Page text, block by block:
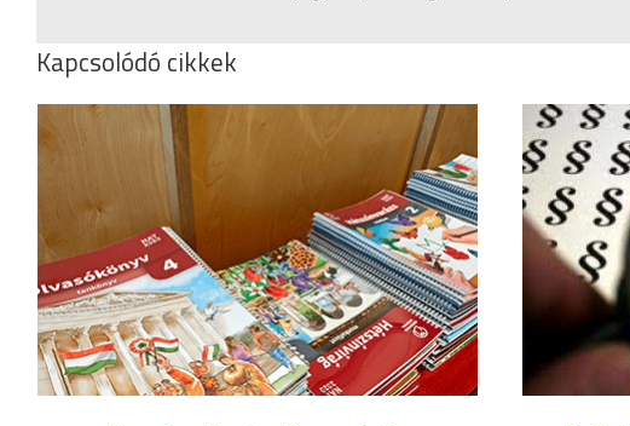
Kapcsolódó cikkek